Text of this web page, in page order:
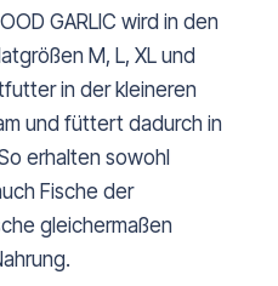
GARLIC wird in den
M, L, XL und
in der kleineren
und füttert dadurch in
erhalten sowohl
Fische der
gleichermaßen